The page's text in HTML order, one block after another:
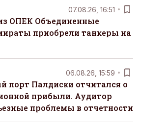
07.08.26, 16:51
ОПЕК Объединенные
приобрели танкеры на
06.08.26, 15:59
порт Палдиски отчитался о
прибыли. Аудитор
проблемы в отчетности